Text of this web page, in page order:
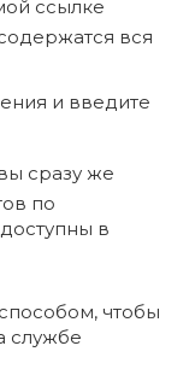
ссылке
вся
и введите
сразу же
по
в
чтобы
службе